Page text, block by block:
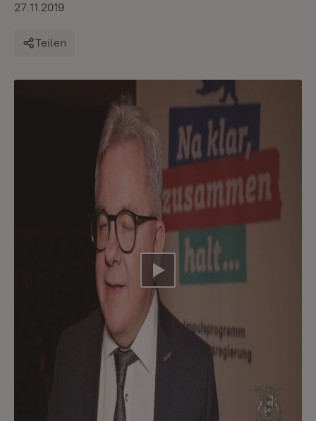
27.11.2019
Teilen
Video abspielen